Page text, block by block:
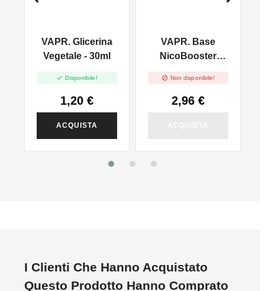
VAPR. Glicerina
Vegetale - 30ml
 Disponibile!
1,20 €
ACQUISTA
VAPR. Base
NicoBooster
 Non disponibile!
2,96 €
I Clienti Che Hanno Acquistato
Questo Prodotto Hanno Comprato